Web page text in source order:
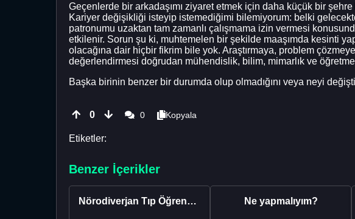
Geçenlerde bir arkadaşımı ziyaret etmek için daha küçük bir
Kariyer değişikliği isteyip istemediğimi bilemiyorum: belki
patronumu uzaktan tam zamanlı çalışmama izin vermesi
etkilenir. Sorun şu ki, muhtemelen bir şekilde maaşımda kesinti
olacağına dair hiçbir fikrim bile yok. Araştırmaya, problem
değerlendirmesi doğrudan mühendislik, bilim, mimarlık ve
Başka birinin benzer bir durumda olup olmadığını veya neyi
0 0 Kopyala
Etiketler:
Benzer İçerikler
Nörodiverjan Tıp Öğrencisi Yeni Bir Yol Arıyor Ne yapmalıyım?